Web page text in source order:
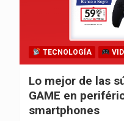
TECNOLOGÍA
Lo mejor de las
GAME en
smartphones